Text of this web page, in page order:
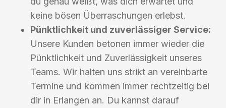
keine bösen Überraschungen erlebst.
Pünktlichkeit und zuverlässiger Service:
Unsere Kunden betonen immer wieder die
Pünktlichkeit und Zuverlässigkeit unseres
Teams. Wir halten uns strikt an vereinbarte
Termine und kommen immer rechtzeitig bei
dir in Erlangen an. Du kannst darauf